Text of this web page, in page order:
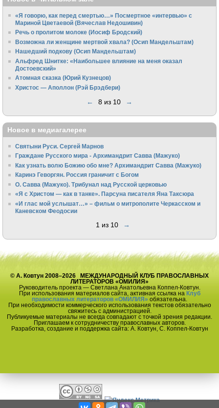
«Я говорю, как перед смертью…» Посмертное «интервью» с
Мариной Цветаевой (Вячеслав Недошивин)
Речь о пролитом молоке (Иосиф Бродский)
Возможна ли женщине мертвой хвала? (Осип Мандельштам)
Нашедший подкову (Осип Мандельштам)
Альфред Шнитке: «Наибольшее влияние на меня оказал
Достоевский»
Атомная сказка (Юрий Кузнецов)
Христос — Аполлон (Рэй Брэдбери)
← 8 из 10 →
Новое в медиагалерее
Святыни Руси. Сергей Марнов
Граждане Русского мира - Архимандрит Савва (Мажуко)
Как узнать волю Божию обо мне? Архимандрит Савва (Мажуко)
Каринэ Геворгян. Россия граничит с Богом
О. Савва (Мажуко). Трибунал над Русской церковью
«Я с Христом — как в танке». Парсуна писателя Яна Таксюра
«И глас мой услышат…» – фильм о митрополите Черкасском и
Каневском Феодосии
1 из 10 →
© А. Ковтун 2008–2026 МЕЖДУНАРОДНЫЙ КЛУБ ПРАВОСЛАВНЫХ
ЛИТЕРАТОРОВ «ОМИЛИЯ»
Руководитель проекта — Светлана Анатольевна Коппел-Ковтун.
При использования материалов сайта, активная ссылка на Клуб
православных литераторов «ОМИЛИЯ» обязательна.
При необходимости коммерческого использования текстов обязательно
свяжитесь с администрацией.
Публикуемые материалы не всегда совпадают с точкой зрения редакции.
Приглашаем к сотрудничеству православных авторов.
Разработка, создание и поддержка сайта: А. Ковтун, С. Коппел-Ковтун